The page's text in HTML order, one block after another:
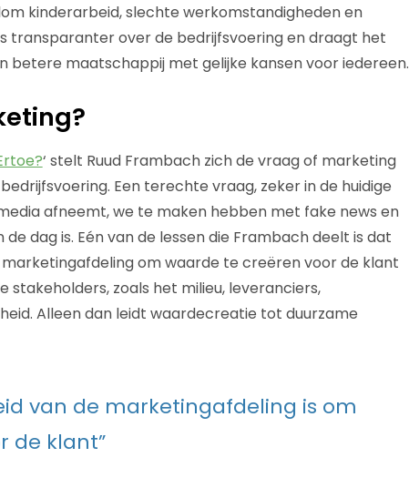
kinderarbeid, slechte werkomstandigheden en
transparanter over de bedrijfsvoering en draagt het
betere maatschappij met gelijke kansen voor iedereen.
‘ stelt Ruud Frambach zich de vraag of marketing
Een terechte vraag, zeker in de huidige
afneemt, we te maken hebben met fake news en
dag is. Eén van de lessen die Frambach deelt is dat
om waarde te creëren voor de klant
zoals het milieu, leveranciers,
Alleen dan leidt waardecreatie tot duurzame
van de marketingafdeling is om
de klant”